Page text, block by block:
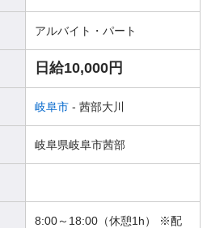
アルバイト・パート
日給10,000円
岐阜市 - 茜部大川
岐阜県岐阜市茜部
8:00～18:00（休憩1h） ※配